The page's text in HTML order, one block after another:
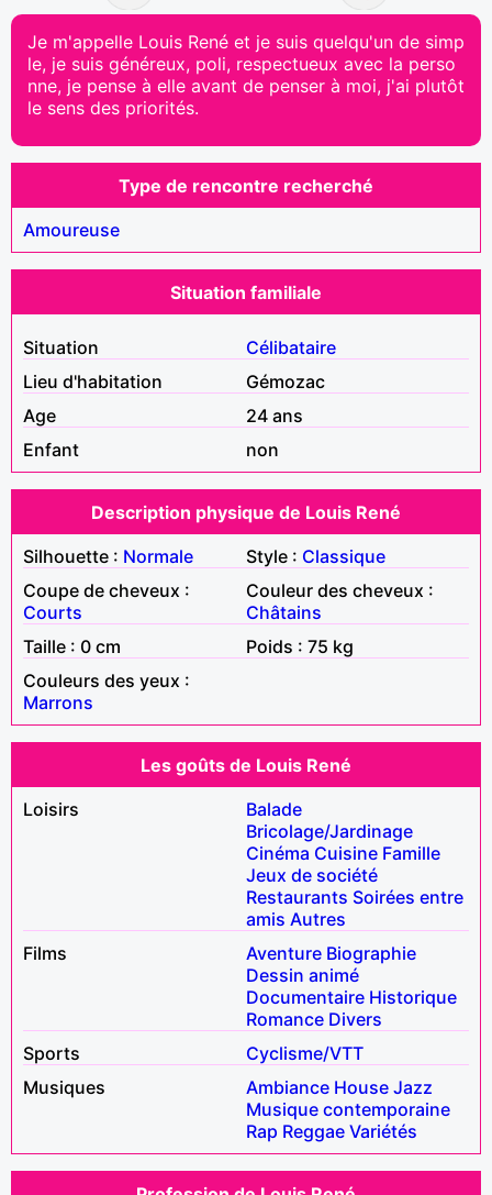
Je m'appelle Louis René et je suis quelqu'un de simp
le, je suis généreux, poli, respectueux avec la perso
nne, je pense à elle avant de penser à moi, j'ai plutôt
le sens des priorités.
Type de rencontre recherché
Amoureuse
Situation familiale
Situation
Célibataire
Lieu d'habitation
Gémozac
Age
24 ans
Enfant
non
Description physique de Louis René
Silhouette : Normale Style : Classique
Coupe de cheveux :
Courts
Couleur des cheveux :
Châtains
Taille : 0 cm
Poids : 75 kg
Couleurs des yeux :
Marrons
Les goûts de Louis René
Loisirs
Balade
Bricolage/Jardinage
Cinéma Cuisine Famille
Jeux de société
Restaurants Soirées entre
amis Autres
Films
Aventure Biographie
Dessin animé
Documentaire Historique
Romance Divers
Sports
Cyclisme/VTT
Musiques
Ambiance House Jazz
Musique contemporaine
Rap Reggae Variétés